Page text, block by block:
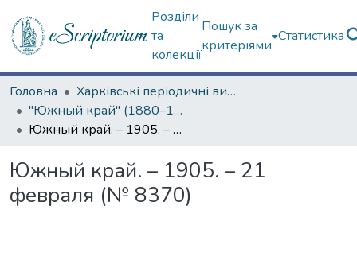
Розділи
та
колекції
Пошук за
критеріями
Статистика
Головна
Харківські періодичні видання
"Южный край" (1880–1919 гг.)
Южный край. – 1905. – 21 февраля (№ 8370)
Южный край. – 1905. – 21
февраля (№ 8370)